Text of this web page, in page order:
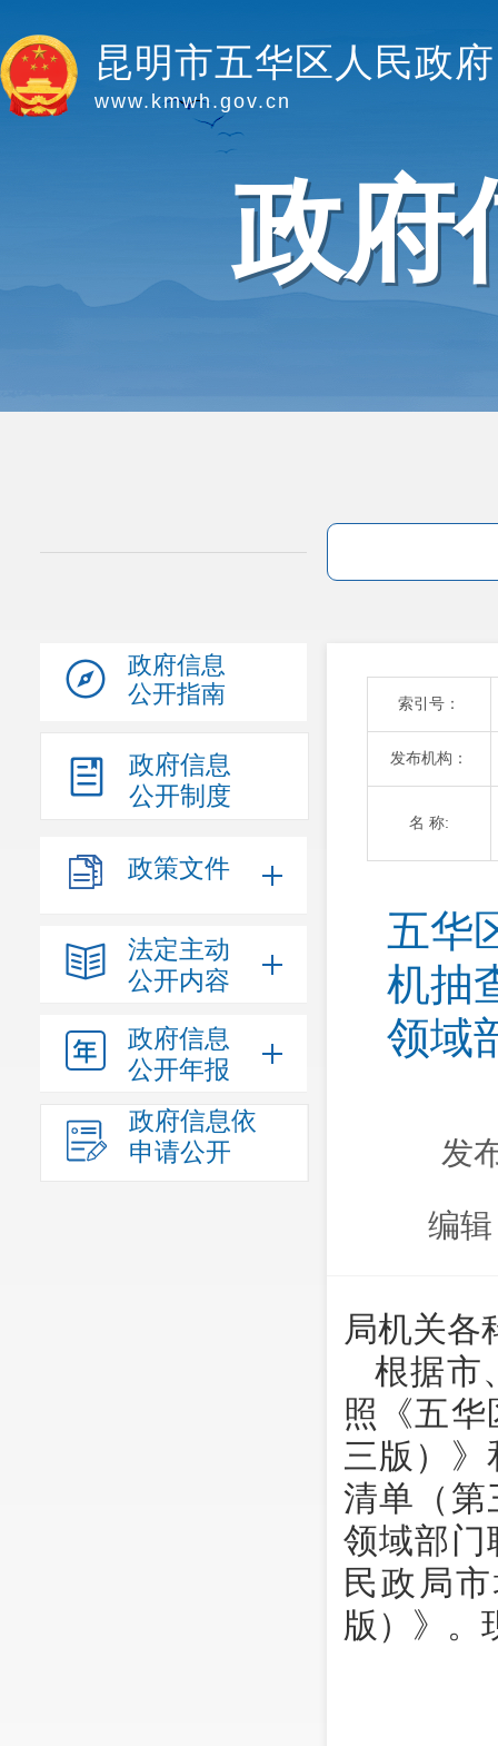
昆明市五华区人民政府
www.kmwh.gov.cn
政府
政府信息
公开指南
政府信息
公开制度
政策文件
法定主动
公开内容
政府信息
公开年报
政府信息依
申请公开
索引号：
发布机构：
名 称:
五华
机抽
领域
发
编
局机关各
根据市
照《五
三版）》
清单（第
领域部门
民政局
版）》。